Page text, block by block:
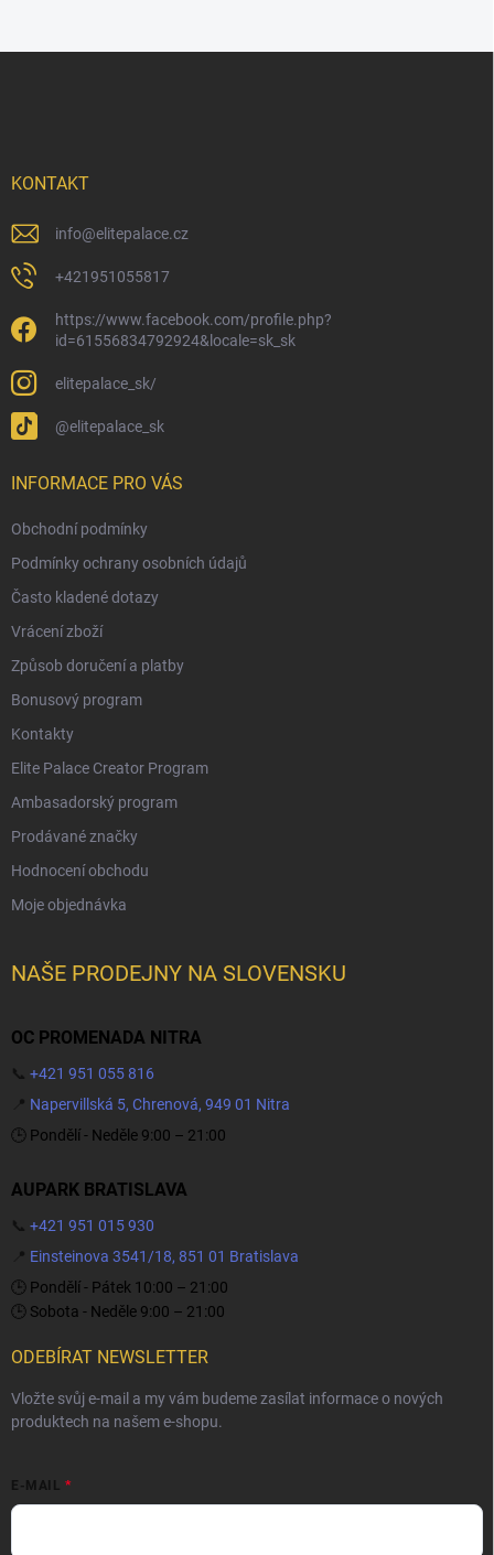
KONTAKT
info@elitepalace.cz
+421951055817
https://www.facebook.com/profile.php?
id=61556834792924&locale=sk_sk
elitepalace_sk/
@elitepalace_sk
INFORMACE PRO VÁS
Obchodní podmínky
Podmínky ochrany osobních údajů
Často kladené dotazy
Vrácení zboží
Způsob doručení a platby
Bonusový program
Kontakty
Elite Palace Creator Program
Ambasadorský program
Prodávané značky
Hodnocení obchodu
Moje objednávka
NAŠE PRODEJNY NA SLOVENSKU
OC PROMENADA NITRA
📞 +421 951 055 816
📍 Napervillská 5, Chrenová, 949 01 Nitra
🕒 Pondělí - Neděle 9:00 – 21:00
AUPARK BRATISLAVA
📞 +421 951 015 930
📍 Einsteinova 3541/18, 851 01 Bratislava
🕒 Pondělí - Pátek 10:00 – 21:00
🕒 Sobota - Neděle 9:00 – 21:00
ODEBÍRAT NEWSLETTER
Vložte svůj e-mail a my vám budeme zasílat informace o nových
produktech na našem e-shopu.
E-MAIL